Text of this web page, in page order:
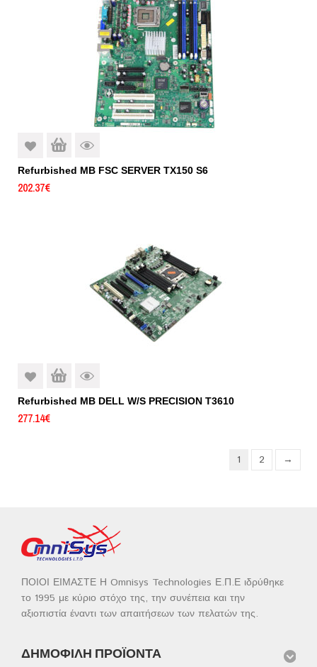
Refurbished MB FSC SERVER TX150 S6
202.37€
Refurbished MB DELL W/S PRECISION T3610
277.14€
1 2 →
ΠΟΙΟΙ ΕΙΜΑΣΤΕ Η Omnisys Technologies Ε.Π.Ε ιδρύθηκε
το 1995 με κύριο στόχο της, την συνέπεια και την
αξιοπιστία έναντι των απαιτήσεων των πελατών της.
ΔΗΜΟΦΙΛΉ ΠΡΟΪΌΝΤΑ